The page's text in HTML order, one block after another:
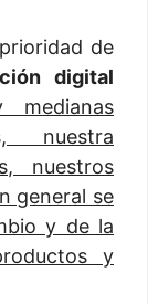
de
digital
nuestra
nuestros
general se
y de la
y